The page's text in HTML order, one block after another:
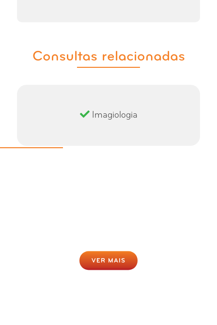
Consultas relacionadas
Imagiologia
VER MAIS